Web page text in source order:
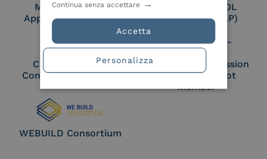
Membro Adobe
Approved Trust List
Certified PEPPOL
Access Point (AP)
Cloud Signature
Consortium Member
European Commission
Large Scale Pilot
Member
WEBUILD Consortium
Accetta
Continua senza accettare
Personalizza